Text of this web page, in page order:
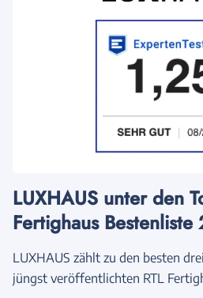
LUXHAUS unter den
Fertighaus
LUXHAUS zählt zu den besten
jüngst veröffentlichten RTL